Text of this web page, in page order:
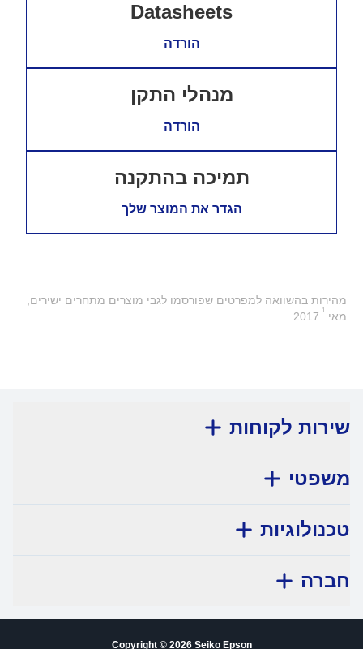
Datasheets
הורדה
מנהלי התקן
הורדה
תמיכה בהתקנה
הגדר את המוצר שלך
מהירות בהשוואה למפרטים שפורסמו לגבי מוצרים מתחרים ישירים,
מאי 2017. 1
שירות לקוחות
משפטי
טכנולוגיות
חברה
Copyright © 2026 Seiko Epson